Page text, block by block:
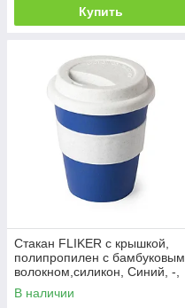
Купить
Стакан FLIKER с крышкой,
полипропилен с бамбуковым
волокном,силикон, Синий, -,
346376 24
В наличии